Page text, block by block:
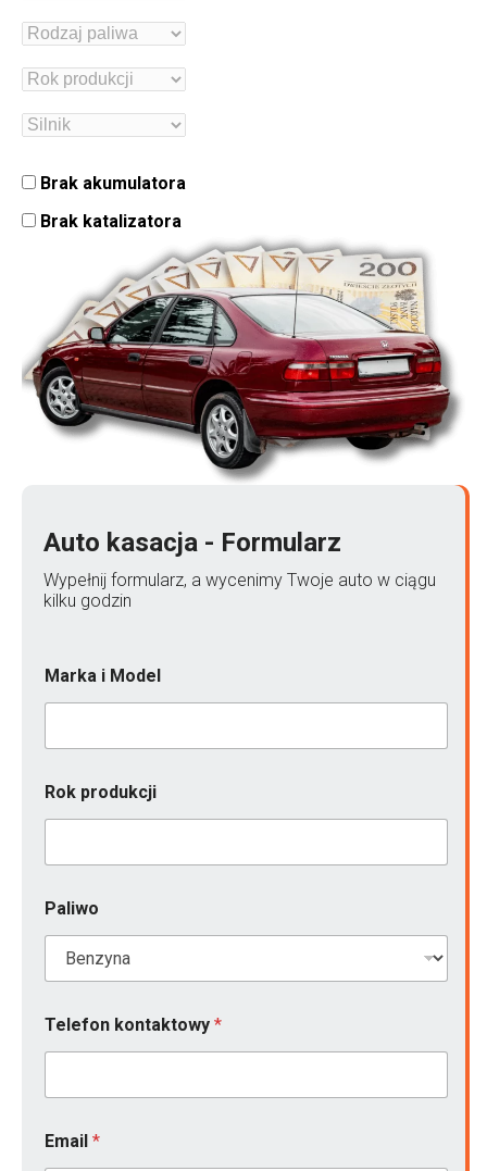
Brak akumulatora
Brak katalizatora
Auto kasacja - Formularz
Wypełnij formularz, a wycenimy Twoje auto w ciągu
kilku godzin
Marka i Model
Rok produkcji
Paliwo
Telefon kontaktowy *
Email *